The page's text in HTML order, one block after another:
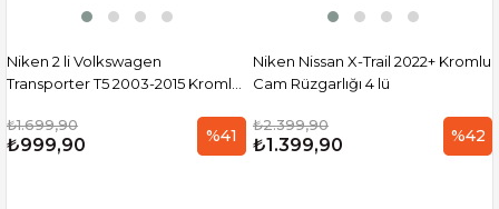
Niken 2 li Volkswagen
Transporter T5 2003-2015 Kromlu
₺1.699,90
₺999,90 %41
Niken Nissan X-Trail 2022+ Kromlu
Cam Rüzgarlığı 4 lü
₺2.399,90
₺1.399,90 %42